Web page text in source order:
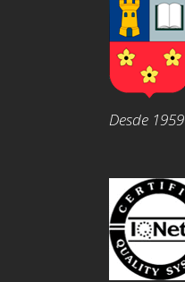
Desde 1959